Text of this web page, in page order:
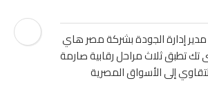
مدير إدارة الجودة بشركة مصر هاي
تك تطبق ثلاث مراحل رقابية صارمة
إلى الأسواق المصرية